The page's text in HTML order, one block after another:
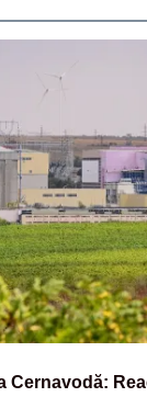
Cernavodă: